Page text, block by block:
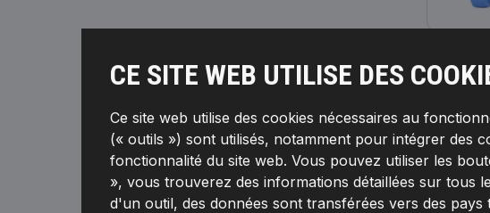
CE SITE WEB UTILISE DES
Ce site web utilise des cookies nécessaires au
(« outils ») sont utilisés, notamment pour intégrer des
fonctionnalité du site web. Vous pouvez utiliser les
», vous trouverez des informations détaillées sur tous
d'un outil, des données sont transférées vers des